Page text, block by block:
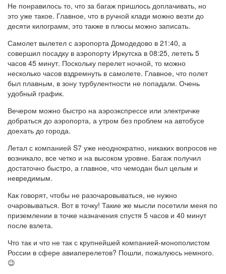
Не понравилось то, что за багаж пришлось доплачивать, но
это уже такое. Главное, что в ручной клади можно везти до
десяти килограмм, это также в плюсы можно записать.
Самолет вылетел с аэропорта Домодедово в 21:40, а
совершил посадку в аэропорту Иркутска в 08:25, лететь 5
часов 45 минут. Поскольку перелет ночной, то можно
несколько часов вздремнуть в самолете. Главное, что полет
был плавным, в зону турбулентности не попадали. Очень
удобный график.
Вечером можно быстро на аэроэкспрессе или электричке
добраться до аэропорта, а утром без проблем на автобусе
доехать до города.
Летал с компанией S7 уже неоднократно, никаких вопросов не
возникало, все четко и на высоком уровне. Багаж получил
достаточно быстро, а главное, что чемодан был целым и
невредимым.
Как говорят, чтобы не разочаровываться, не нужно
очаровываться. Вот в точку! Такие же мысли посетили меня по
приземлении в точке назначения спустя 5 часов и 40 минут
после взлета.
Что так и что не так с крупнейшей компанией-монополистом
России в сфере авиаперелетов? Пошли, пожалуюсь немного.
😉